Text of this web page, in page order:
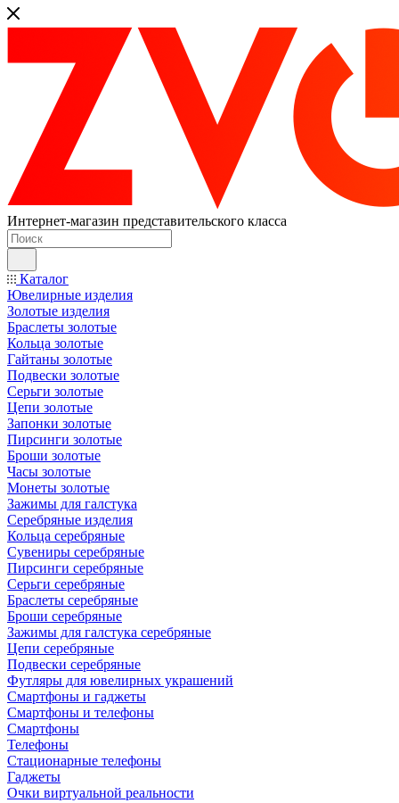
Интернет-магазин представительского класса
Каталог
Ювелирные изделия
Золотые изделия
Браслеты золотые
Кольца золотые
Гайтаны золотые
Подвески золотые
Серьги золотые
Цепи золотые
Запонки золотые
Пирсинги золотые
Броши золотые
Часы золотые
Монеты золотые
Зажимы для галстука
Серебряные изделия
Кольца серебряные
Сувениры серебряные
Пирсинги серебряные
Серьги серебряные
Браслеты серебряные
Броши серебряные
Зажимы для галстука серебряные
Цепи серебряные
Подвески серебряные
Футляры для ювелирных украшений
Смартфоны и гаджеты
Смартфоны и телефоны
Смартфоны
Телефоны
Стационарные телефоны
Гаджеты
Очки виртуальной реальности